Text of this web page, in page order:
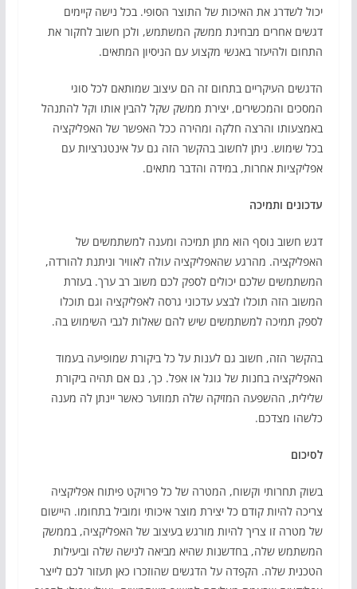
יכול לשדרג את האיכות של התוצר הסופי. בכל נישה קיימים
דגשים אחרים מבחינת ממשק המשתמש, ולכן חשוב לחקור את
התחום ולהיעזר באנשי מקצוע עם הניסיון המתאים.
הדגשים העיקריים בתחום זה הם עיצוב שמותאם לכל סוגי
המסכים והמכשירים, יצירת ממשק שקל להבין אותו וקל להתנהל
באמצעותו והרצה חלקה ומהירה ככל האפשר של האפליקציה
בכל שימוש. ניתן לחשוב בהקשר הזה גם על אינטגרציות עם
אפליקציות אחרות, במידה והדבר מתאים.
עדכונים ותמיכה
דגש חשוב נוסף הוא מתן תמיכה ומענה למשתמשים של
האפליקציה. מהרגע שהאפליקציה עולה לאוויר וניתנת להורדה,
המשתמשים שלכם יכולים לספק לכם משוב רב ערך. בעזרת
המשוב הזה תוכלו לבצע עדכוני גרסה לאפליקציה וגם תוכלו
לספק תמיכה למשתמשים שיש להם שאלות לגבי השימוש בה.
בהקשר הזה, חשוב גם לענות על כל ביקורת שמופיעה בעמוד
האפליקציה בחנות של גוגל או אפל. כך, גם אם תהיה ביקורת
שלילית, ההשפעה המזיקה שלה תמוזער כאשר יינתן לה מענה
כלשהו מצדכם.
לסיכום
בשוק תחרותי וקשוח, המטרה של כל פרויקט פיתוח אפליקציה
צריכה להיות קודם כל יצירת מוצר איכותי ומוביל בתחומו. היישום
של מטרה זו צריך להיות מורגש בעיצוב של האפליקציה, בממשק
המשתמש שלה, בחדשנות שהיא מביאה לנישה שלה וביעילות
הטכנית שלה. הקפדה על הדגשים שהוזכרו כאן תעזור לכם לייצר